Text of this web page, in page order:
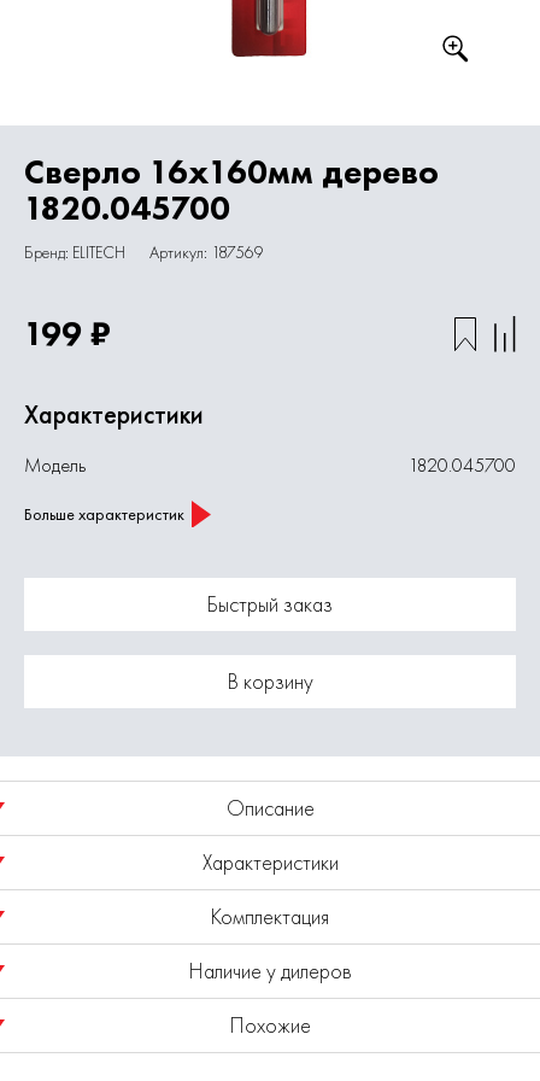
Сверло 16х160мм дерево
1820.045700
Бренд: ELITECH Артикул: 187569
199 ₽
Характеристики
Модель 1820.045700
Больше характеристик
Быстрый заказ
В корзину
Описание
Сверло по дереву с центрирующим острием.
Рабочая длина 110 мм.
Характеристики
Модель 1820.045700
Комплектация
Наличие у дилеров
Показано наличие в регионе
Похожие